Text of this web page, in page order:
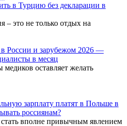
в Турцию без декларации в
это не только отдых на
в России и зарубежом 2026 —
в месяц
оставляет желать
зарплату платят в Польше в
россиянам?
вполне привычным явлением